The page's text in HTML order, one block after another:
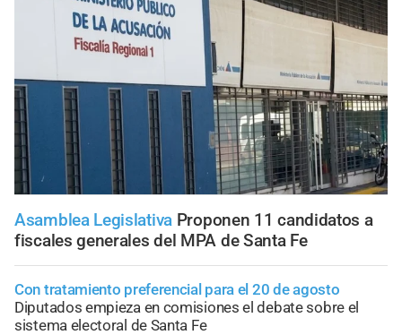
Asamblea Legislativa Proponen 11 candidatos a
fiscales generales del MPA de Santa Fe
Con tratamiento preferencial para el 20 de agosto
Diputados empieza en comisiones el debate sobre el
sistema electoral de Santa Fe